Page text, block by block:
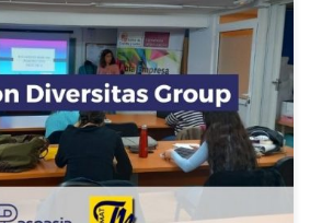
de la Escuela Técnica de Moda
en un taller sobre la igualdad de
laboral. Los jóvenes han
de cristal, ese conjunto de normas y
en el interior de las organizaciones, […]